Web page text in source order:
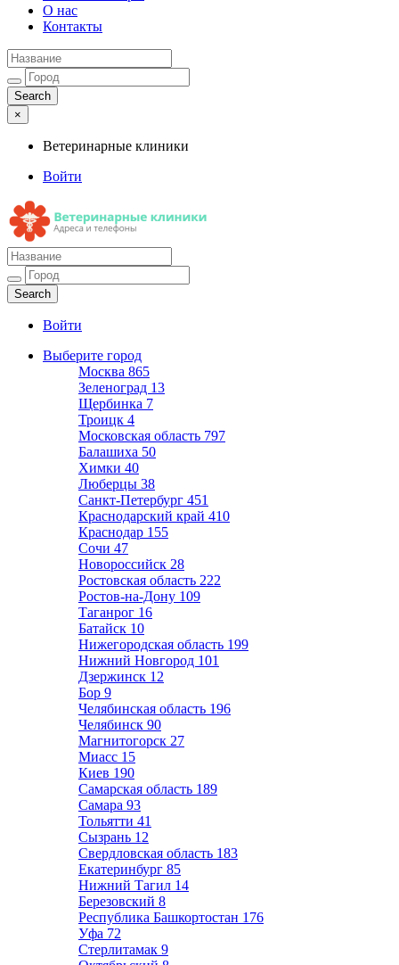
О нас
Контакты
×
Ветеринарные клиники
Войти
Ветеринарные клиники
Адреса и телефоны
Войти
Выберите город
Москва 865
Зеленоград 13
Щербинка 7
Троицк 4
Московская область 797
Балашиха 50
Химки 40
Люберцы 38
Санкт-Петербург 451
Краснодарский край 410
Краснодар 155
Сочи 47
Новороссийск 28
Ростовская область 222
Ростов-на-Дону 109
Таганрог 16
Батайск 10
Нижегородская область 199
Нижний Новгород 101
Дзержинск 12
Бор 9
Челябинская область 196
Челябинск 90
Магнитогорск 27
Миасс 15
Киев 190
Самарская область 189
Самара 93
Тольятти 41
Сызрань 12
Свердловская область 183
Екатеринбург 85
Нижний Тагил 14
Березовский 8
Республика Башкортостан 176
Уфа 72
Стерлитамак 9